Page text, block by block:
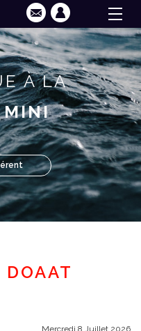
À LA
MINI
Mercredi 8 Juillet 2026